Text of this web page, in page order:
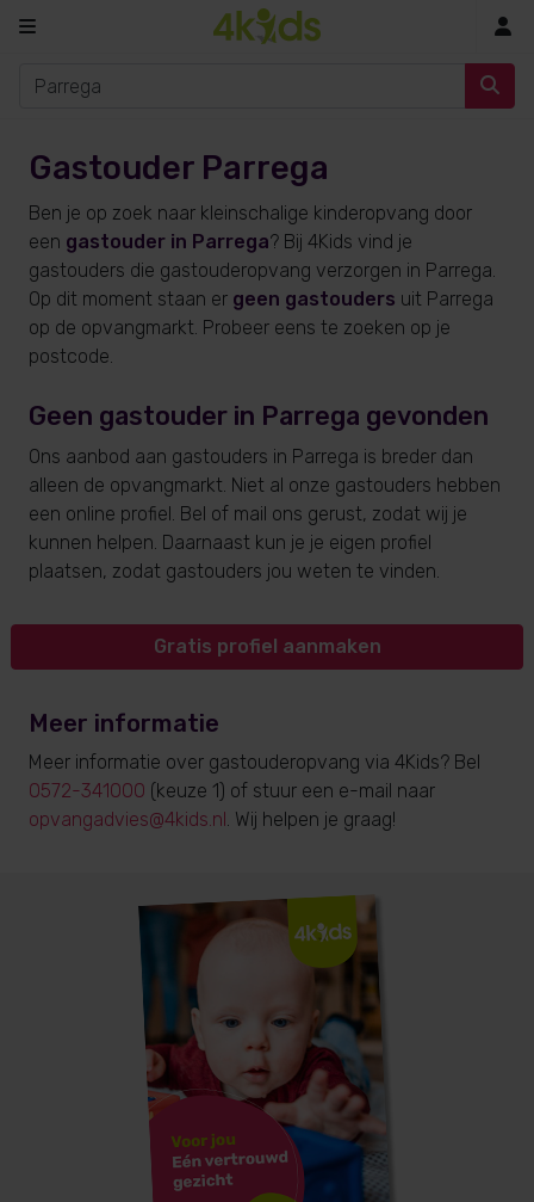
Gastouder Parrega
Ben je op zoek naar kleinschalige kinderopvang door
een gastouder in Parrega? Bij 4Kids vind je
gastouders die gastouderopvang verzorgen in Parrega.
Op dit moment staan er geen gastouders uit Parrega
op de opvangmarkt. Probeer eens te zoeken op je
postcode.
Geen gastouder in Parrega gevonden
Ons aanbod aan gastouders in Parrega is breder dan
alleen de opvangmarkt. Niet al onze gastouders hebben
een online profiel. Bel of mail ons gerust, zodat wij je
kunnen helpen. Daarnaast kun je je eigen profiel
plaatsen, zodat gastouders jou weten te vinden.
Gratis profiel aanmaken
Meer informatie
Meer informatie over gastouderopvang via 4Kids? Bel
0572-341000 (keuze 1) of stuur een e-mail naar
opvangadvies@4kids.nl. Wij helpen je graag!